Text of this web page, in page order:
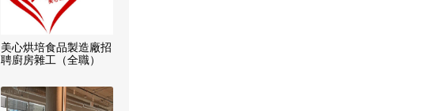
美心烘培食品製造廠招
聘廚房雜工（全職）